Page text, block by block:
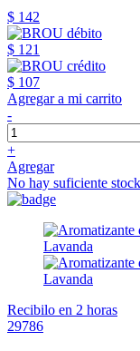
$ 142
$ 121
$ 107
Agregar a mi carrito
-
+
Agregar
No hay suficiente
Recibilo en 2 horas
29786